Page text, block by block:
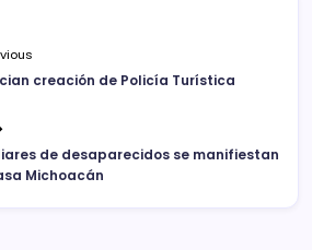
creación de Policía Turística
de desaparecidos se manifiestan
Michoacán